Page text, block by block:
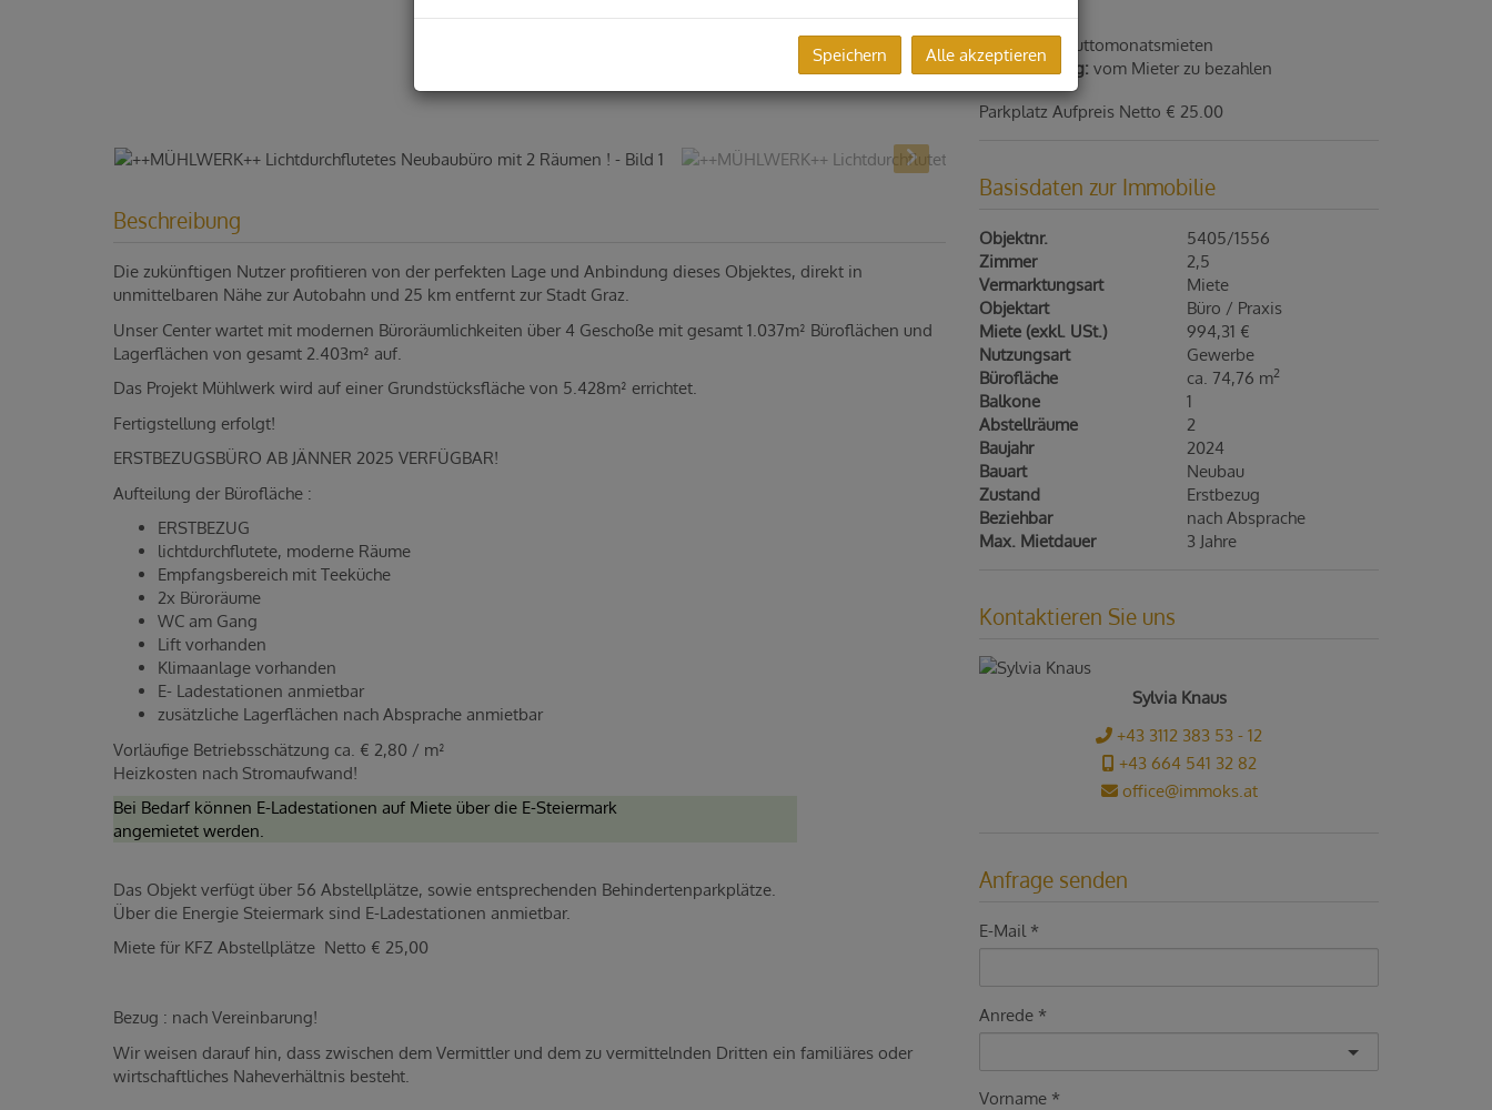
Beschreibung
Die zukünftigen Nutzer profitieren von der perfekten Lage und Anbindung dieses Objektes, direkt in
unmittelbaren Nähe zur Autobahn und 25 km entfernt zur Stadt Graz.
Unser Center wartet mit modernen Büroräumlichkeiten über 4 Geschoße mit gesamt 1.037m² Büroflächen und
Lagerflächen von gesamt 2.403m² auf.
Das Projekt Mühlwerk wird auf einer Grundstücksfläche von 5.428m² errichtet.
Fertigstellung erfolgt!
ERSTBEZUGSBÜRO AB JÄNNER 2025 VERFÜGBAR!
Aufteilung der Bürofläche :
ERSTBEZUG
lichtdurchflutete, moderne Räume
Empfangsbereich mit Teeküche
2x Büroräume
WC am Gang
Lift vorhanden
Klimaanlage vorhanden
E- Ladestationen anmietbar
zusätzliche Lagerflächen nach Absprache anmietbar
Vorläufige Betriebsschätzung ca. € 2,80 / m²
Heizkosten nach Stromaufwand!
Bei Bedarf können E-Ladestationen auf Miete über die E-Steiermark
angemietet werden.
Das Objekt verfügt über 56 Abstellplätze, sowie entsprechenden Behindertenparkplätze.
Über die Energie Steiermark sind E-Ladestationen anmietbar.
Miete für KFZ Abstellplätze Netto € 25,00
Bezug : nach Vereinbarung!
Wir weisen darauf hin, dass zwischen dem Vermittler und dem zu vermittelnden Dritten ein familiäres oder
wirtschaftliches Naheverhältnis besteht.
Kaution:
3 Bruttomonatsmieten
Vergebührung: vom Mieter zu bezahlen
Parkplatz Aufpreis Netto € 25.00
Basisdaten zur Immobilie
Objektnr.
5405/1556
Zimmer
2,5
Vermarktungsart
Miete
Objektart
Büro / Praxis
Miete (exkl. USt.)
994,31 €
Nutzungsart
Gewerbe
Bürofläche
ca. 74,76 m2
Balkone
1
Abstellräume
2
Baujahr
2024
Bauart
Neubau
Zustand
Erstbezug
Beziehbar
nach Absprache
Max. Mietdauer
3 Jahre
Kontaktieren Sie uns
Sylvia Knaus
+43 3112 383 53 - 12
+43 664 541 32 82
office@immoks.at
Anfrage senden
E-Mail
Anrede
Vorname
Speichern Alle akzeptieren